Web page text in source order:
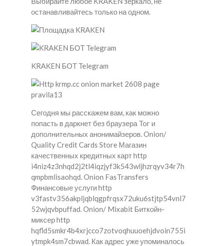
останавливайтесь только на одном.
KRAKEN БОТ Telegram
Сегодня мы расскажем вам, как можно
попасть в даркнет без браузера Tor и
дополнительных анонимайзеров. Onion/
Quality Credit Cards Store Магазин
качественных кредитных карт http
i4niz4z3nhqd2j2tl4iqzjyf3k543wljhzrqyv34r7h
qmpbmlisaohqd. Onion FasTransfers
Финансовые услуги http
v3fastv356akpljqblqgpfrqsx72uku6stjtp54vnl7
52wjqvbpuffad. Onion/ Mixabit Биткойн-
миксер http
hqfld5smkr4b4xrjcco7zotvoqhuuoehjdvoin755i
ytmpk4sm7cbwad. Как адрес уже упоминалось